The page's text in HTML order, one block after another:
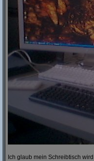
Ich glaub mein Schreibtisch